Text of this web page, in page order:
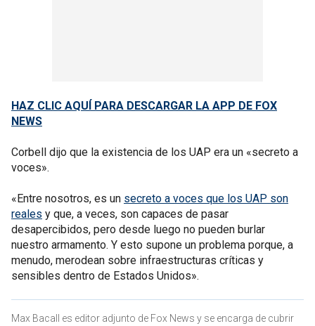
HAZ CLIC AQUÍ PARA DESCARGAR LA APP DE FOX
NEWS
Corbell dijo que la existencia de los UAP era un «secreto a
voces».
«Entre nosotros, es un secreto a voces que los UAP son
reales y que, a veces, son capaces de pasar
desapercibidos, pero desde luego no pueden burlar
nuestro armamento. Y esto supone un problema porque, a
menudo, merodean sobre infraestructuras críticas y
sensibles dentro de Estados Unidos».
Max Bacall es editor adjunto de Fox News y se encarga de cubrir